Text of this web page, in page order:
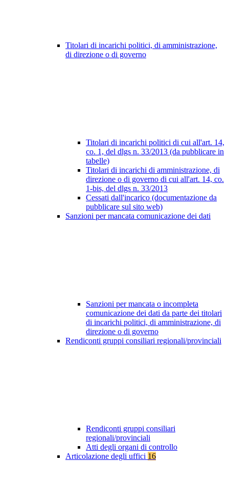
Titolari di incarichi politici, di amministrazione,
di direzione o di governo
Titolari di incarichi politici di cui all'art. 14,
co. 1, del dlgs n. 33/2013 (da pubblicare in
tabelle)
Titolari di incarichi di amministrazione, di
direzione o di governo di cui all'art. 14, co.
1-bis, del dlgs n. 33/2013
Cessati dall'incarico (documentazione da
pubblicare sul sito web)
Sanzioni per mancata comunicazione dei dati
Sanzioni per mancata o incompleta
comunicazione dei dati da parte dei titolari
di incarichi politici, di amministrazione, di
direzione o di governo
Rendiconti gruppi consiliari regionali/provinciali
Rendiconti gruppi consiliari
regionali/provinciali
Atti degli organi di controllo
Articolazione degli uffici 16